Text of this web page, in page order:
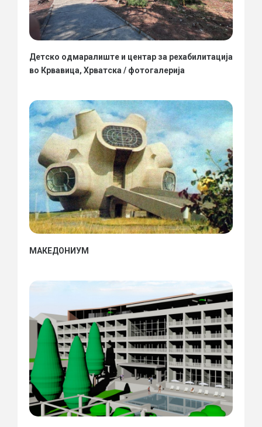
Детско одмаралиште и центар за рехабилитација
во Крвавица, Хрватска / фотогалерија
МАКЕДОНИУМ